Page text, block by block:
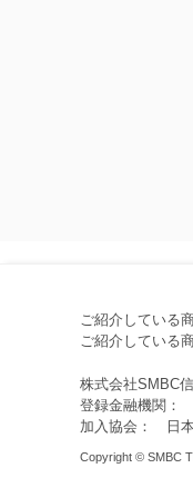
ご紹介している
ご紹介している
株式会社SMBC
登録金融機関：
加入協会： 日本
Copyright © SMBC